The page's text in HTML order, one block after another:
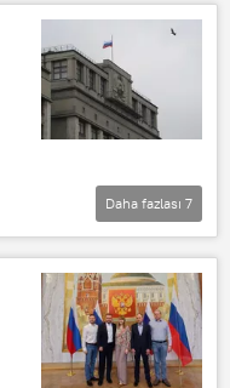
Daha fazlası 7